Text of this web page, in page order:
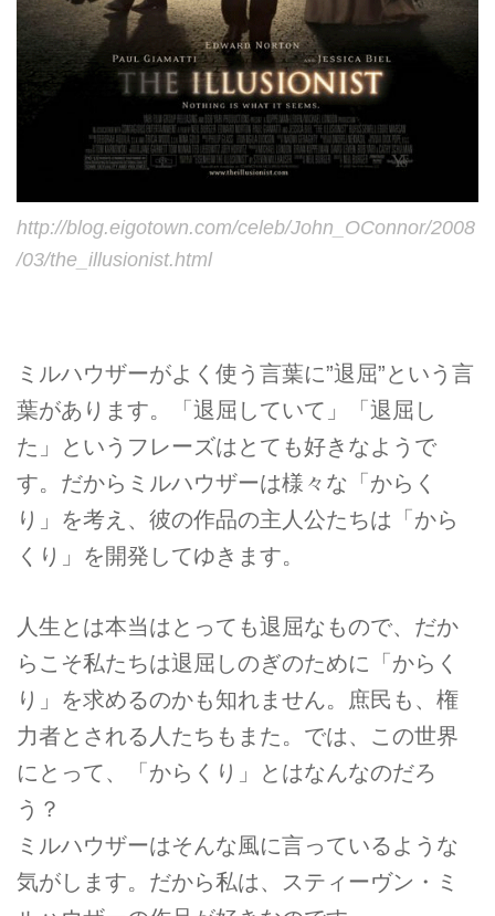
http://blog.eigotown.com/celeb/John_OConnor/2008
/03/the_illusionist.html
ミルハウザーがよく使う言葉に”退屈”という言
葉があります。「退屈していて」「退屈し
た」というフレーズはとても好きなようで
す。だからミルハウザーは様々な「からく
り」を考え、彼の作品の主人公たちは「から
くり」を開発してゆきます。
人生とは本当はとっても退屈なもので、だか
らこそ私たちは退屈しのぎのために「からく
り」を求めるのかも知れません。庶民も、権
力者とされる人たちもまた。では、この世界
にとって、「からくり」とはなんなのだろ
う？
ミルハウザーはそんな風に言っているような
気がします。だから私は、スティーヴン・ミ